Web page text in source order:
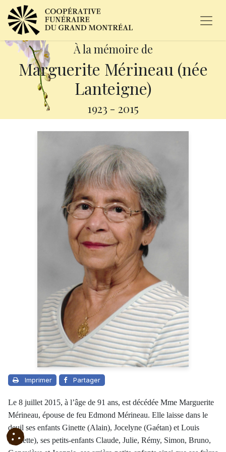
À la mémoire de
Marguerite Mérineau (née
Lanteigne)
1923 - 2015
Imprimer Partager
Le 8 juillet 2015, à l’âge de 91 ans, est décédée Mme Marguerite
Mérineau, épouse de feu Edmond Mérineau. Elle laisse dans le
deuil ses enfants Ginette (Alain), Jocelyne (Gaétan) et Louis
(Ginette), ses petits-enfants Claude, Julie, Rémy, Simon, Bruno,